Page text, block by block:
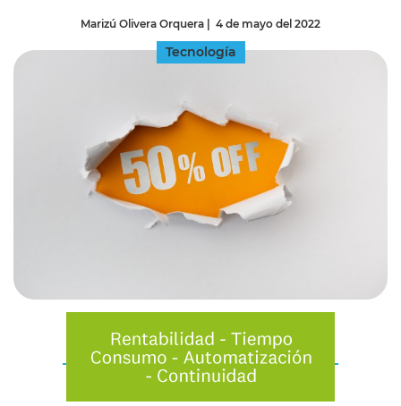
Marizú Olivera Orquera | 4 de mayo del 2022
Tecnología